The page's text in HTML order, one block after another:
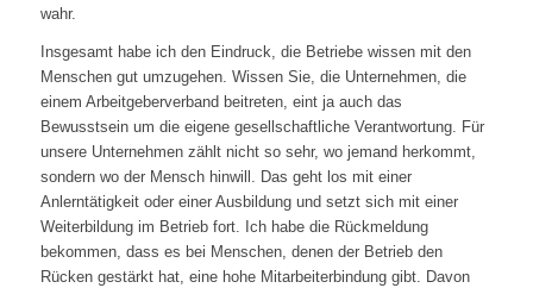
wahr.
Insgesamt habe ich den Eindruck, die Betriebe wissen mit den
Menschen gut umzugehen. Wissen Sie, die Unternehmen, die
einem Arbeitgeberverband beitreten, eint ja auch das
Bewusstsein um die eigene gesellschaftliche Verantwortung. Für
unsere Unternehmen zählt nicht so sehr, wo jemand herkommt,
sondern wo der Mensch hinwill. Das geht los mit einer
Anlerntätigkeit oder einer Ausbildung und setzt sich mit einer
Weiterbildung im Betrieb fort. Ich habe die Rückmeldung
bekommen, dass es bei Menschen, denen der Betrieb den
Rücken gestärkt hat, eine hohe Mitarbeiterbindung gibt. Davon